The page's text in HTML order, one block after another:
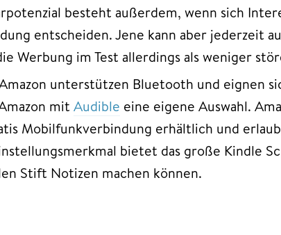
besteht außerdem, wenn sich
entscheiden. Jene kann aber jederzeit
Werbung im Test allerdings als weniger
unterstützen Bluetooth und eignen
mit Audible eine eigene Auswahl.
Mobilfunkverbindung erhältlich und
bietet das große Kindle
Stift Notizen machen können.